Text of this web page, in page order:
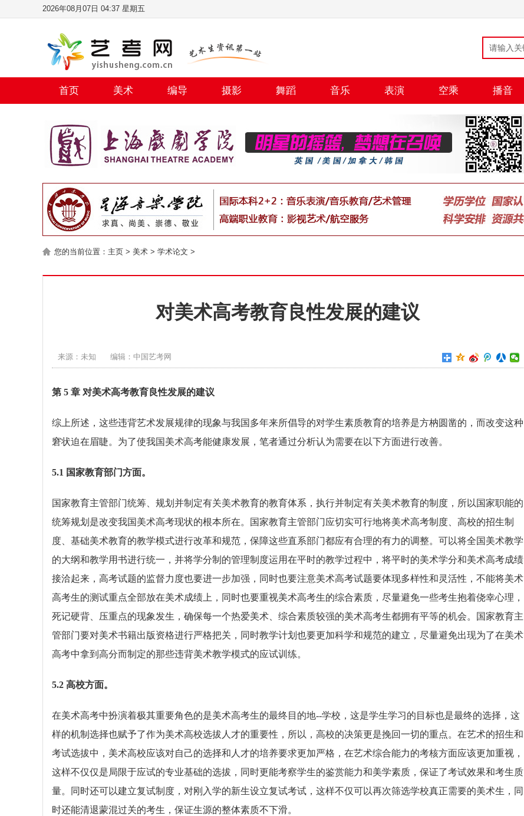
2026年08月07日 04:37 星期五
首页 美术 编导 摄影 舞蹈 音乐 表演 空乘 播音
您的当前位置： 主页 > 美术 > 学术论文 >
对美术高考教育良性发展的建议
来源：未知 编辑：中国艺考网
第 5 章 对美术高考教育良性发展的建议
综上所述，这些违背艺术发展规律的现象与我国多年来所倡导的对学生素质教育的培养是方枘圆凿的，而改变这种
窘状迫在眉睫。为了使我国美术高考能健康发展，笔者通过分析认为需要在以下方面进行改善。
5.1 国家教育部门方面。
国家教育主管部门统筹、规划并制定有关美术教育的教育体系，执行并制定有关美术教育的制度，所以国家职能的
统筹规划是改变我国美术高考现状的根本所在。国家教育主管部门应切实可行地将美术高考制度、高校的招生制
度、基础美术教育的教学模式进行改革和规范，保障这些直系部门都应有合理的有力的调整。可以将全国美术教学
的大纲和教学用书进行统一，并将学分制的管理制度运用在平时的教学过程中，将平时的美术学分和美术高考成绩
接洽起来，高考试题的监督力度也要进一步加强，同时也要注意美术高考试题要体现多样性和灵活性，不能将美术
高考生的测试重点全部放在美术成绩上，同时也要重视美术高考生的综合素质，尽量避免一些考生抱着侥幸心理，
死记硬背、压重点的现象发生，确保每一个热爱美术、综合素质较强的美术高考生都拥有平等的机会。国家教育主
管部门要对美术书籍出版资格进行严格把关，同时教学计划也要更加科学和规范的建立，尽量避免出现为了在美术
高考中拿到高分而制定的那些违背美术教学模式的应试训练。
5.2 高校方面。
在美术高考中扮演着极其重要角色的是美术高考生的最终目的地--学校，这是学生学习的目标也是最终的选择，这
样的机制选择也赋予了作为美术高校选拔人才的重要性，所以，高校的决策更是挽回一切的重点。在艺术的招生和
考试选拔中，美术高校应该对自己的选择和人才的培养要求更加严格，在艺术综合能力的考核方面应该更加重视，
这样不仅仅是局限于应试的专业基础的选拔，同时更能考察学生的鉴赏能力和美学素质，保证了考试效果和考生质
量。同时还可以建立复试制度，对刚入学的新生设立复试考试，这样不仅可以再次筛选学校真正需要的美术生，同
时还能清退蒙混过关的考生，保证生源的整体素质不下滑。